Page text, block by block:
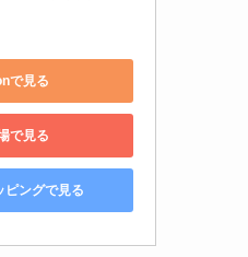
で見る
で見る
ピングで見る